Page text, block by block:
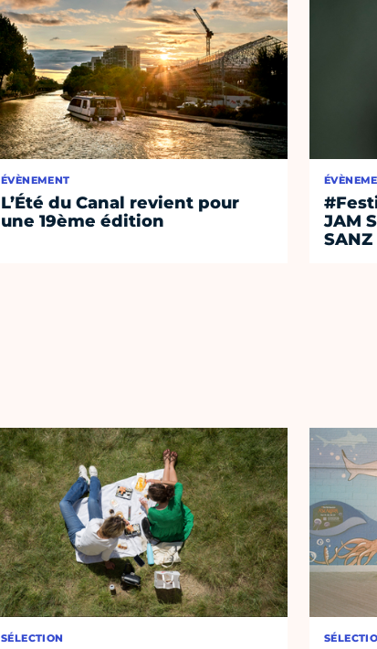
ÉVÈNEMENT
L’Été du Canal revient pour
une 19ème édition
JAM
SANZ
SÉLECTION